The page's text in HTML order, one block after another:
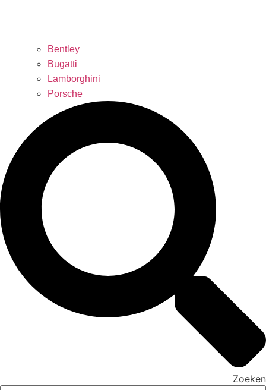
Bentley
Bugatti
Lamborghini
Porsche
Zoeken